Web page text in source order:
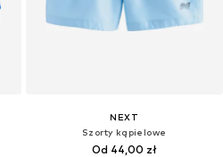
NEXT
Szorty kąpielowe
Od 44,00 zł